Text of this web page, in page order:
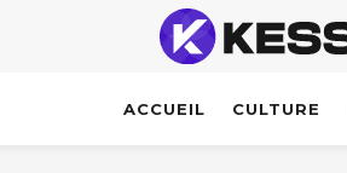
ACCUEIL CULTURE